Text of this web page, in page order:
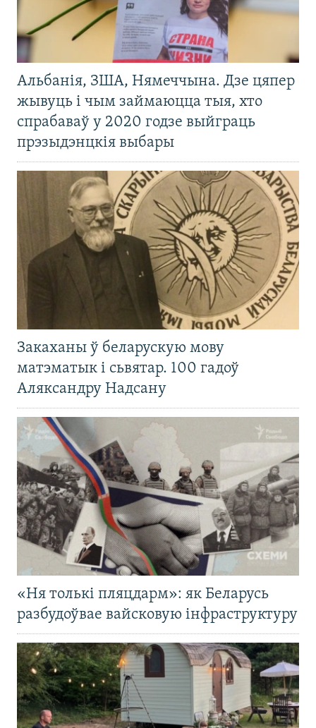
Альбанія, ЗША, Нямеччына. Дзе цяпер
жывуць і чым займаюцца тыя, хто
спрабаваў у 2020 годзе выйграць
прэзыдэнцкія выбары
Закаханы ў беларускую мову
матэматык і сьвятар. 100 гадоў
Аляксандру Надсану
«Ня толькі пляцдарм»: як Беларусь
разбудоўвае вайсковую інфраструктуру